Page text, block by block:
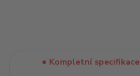
Kompletní specifikace